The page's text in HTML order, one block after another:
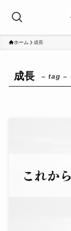
ホーム 成長
成長 – tag –